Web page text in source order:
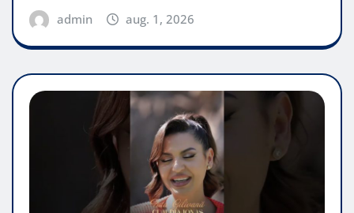
admin aug. 1, 2026